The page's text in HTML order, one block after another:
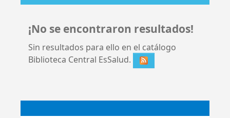
¡No se encontraron resultados!
Sin resultados para ello en el catálogo
Biblioteca Central EsSalud.